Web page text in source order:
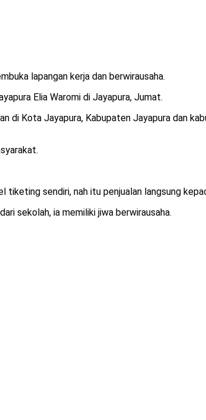
lapangan kerja dan berwirausaha.
Elia Waromi di Jayapura, Jumat.
di Kota Jayapura, Kabupaten Jayapura dan
sendiri, nah itu penjualan langsung
sekolah, ia memiliki jiwa berwirausaha.